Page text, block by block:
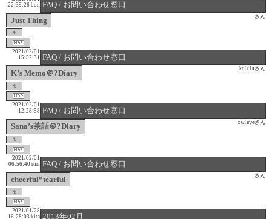
FAQ / お問い合わせ窓口
22:39:26
Just Thing
bon
さん
FAQ / お問い合わせ窓口
2021/02/01
15:52:31
K’s Memo＠?Diary kululuさん
FAQ / お問い合わせ窓口
2021/02/01
12:28:58
Sana’s茶話＠?Diary owleyeさん
FAQ / お問い合わせ窓口
2021/02/01
06:56:40
cheerful*tearful
ruri
さん
2013年02月
2021/01/28
16:28:03 kita